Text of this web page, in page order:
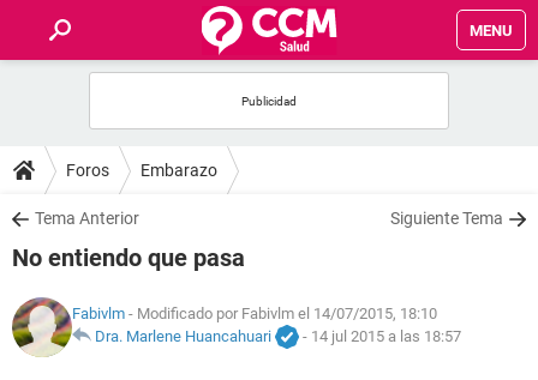
MENU
FOROS
SALUD
NUTRICIÓN
Foros Embarazo
Tema Anterior Siguiente Tema
No entiendo que pasa
Fabivlm - Modificado por Fabivlm el 14/07/2015, 18:10
Dra. Marlene Huancahuari
- 14 jul 2015 a las 18:57